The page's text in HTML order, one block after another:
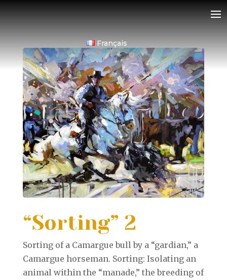
Français
“Sorting” 2
Sorting of a Camargue bull by a “gardian,” a
Camargue horseman. Sorting: Isolating an
animal within the “manade,” the breeding of